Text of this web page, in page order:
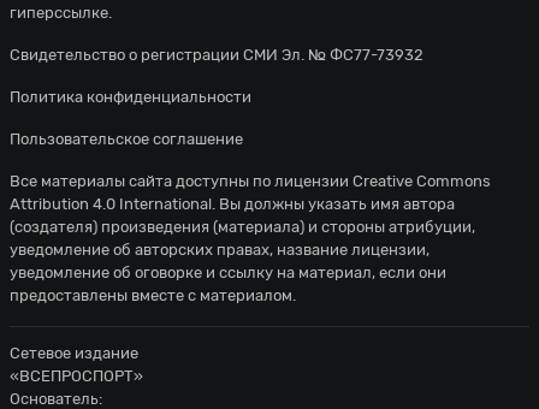
гиперссылке.
Свидетельство о регистрации СМИ Эл. № ФС77-73932
Политика конфиденциальности
Пользовательское соглашение
Все материалы сайта доступны по лицензии Creative Commons
Attribution 4.0 International . Вы должны указать имя автора
(создателя) произведения (материала) и стороны атрибуции,
уведомление об авторских правах, название лицензии,
уведомление об оговорке и ссылку на материал, если они
предоставлены вместе с материалом.
Сетевое издание
«ВСЕПРОСПОРТ»
Основатель: